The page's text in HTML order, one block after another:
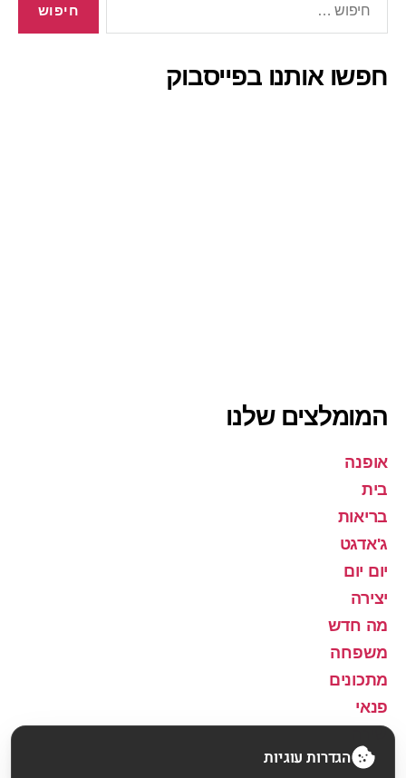
חפשו אותנו בפייסבוק
המומלצים שלנו
אופנה
בית
בריאות
ג'אדגט
יום יום
יצירה
מה חדש
משפחה
מתכונים
פנאי
הגדרות עוגיות